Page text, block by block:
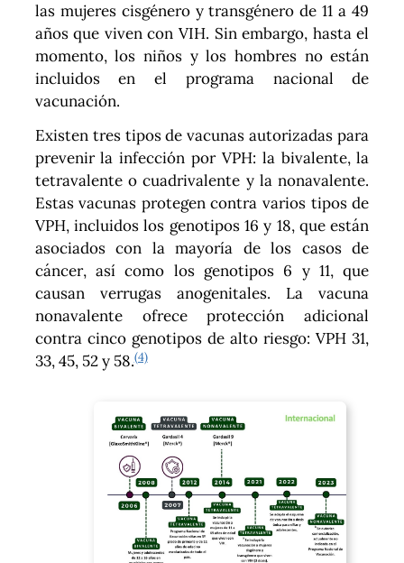
las mujeres cisgénero y transgénero de 11 a 49
años que viven con VIH. Sin embargo, hasta el
momento, los niños y los hombres no están
incluidos en el programa nacional de
vacunación.
Existen tres tipos de vacunas autorizadas para
prevenir la infección por VPH: la bivalente, la
tetravalente o cuadrivalente y la nonavalente.
Estas vacunas protegen contra varios tipos de
VPH, incluidos los genotipos 16 y 18, que están
asociados con la mayoría de los casos de
cáncer, así como los genotipos 6 y 11, que
causan verrugas anogenitales. La vacuna
nonavalente ofrece protección adicional
contra cinco genotipos de alto riesgo: VPH 31,
33, 45, 52 y 58.(4)